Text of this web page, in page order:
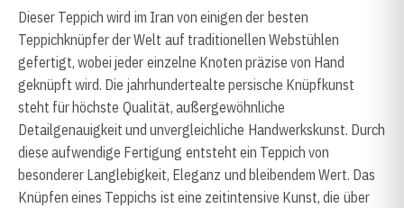
Dieser Teppich wird im Iran von einigen der besten
Teppichknüpfer der Welt auf traditionellen Webstühlen
gefertigt, wobei jeder einzelne Knoten präzise von Hand
geknüpft wird. Die jahrhundertealte persische Knüpfkunst
steht für höchste Qualität, außergewöhnliche
Detailgenauigkeit und unvergleichliche Handwerkskunst. Durch
diese aufwendige Fertigung entsteht ein Teppich von
besonderer Langlebigkeit, Eleganz und bleibendem Wert. Das
Knüpfen eines Teppichs ist eine zeitintensive Kunst, die über